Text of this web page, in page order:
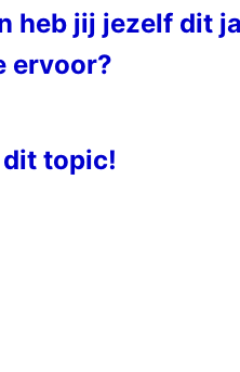
heb jij jezelf dit
ervoor?
dit topic!